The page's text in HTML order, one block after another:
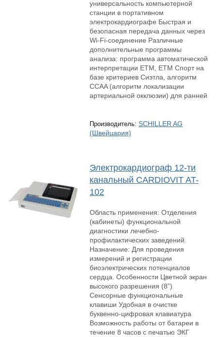
универсальность компьютерной
станции в портативном
электрокардиографе Быстрая и
безопасная передача данных через
Wi-Fi-соединение Различные
дополнительные программы
анализа: программа автоматической
интерпретации ETM, ETM Спорт на
базе критериев Сиэтла, алгоритм
CCAA (алгоритм локализации
артериальной окклюзии) для ранней
Производитель: SCHILLER AG
(Швейцария)
Электрокардиограф 12-ти
канальный CARDIOVIT AT-
102
Область применения: Отделения
(кабинеты) функциональной
диагностики лечебно-
профилактических заведений.
Назначение: Для проведения
измерений и регистрации
биоэлектрических потенциалов
сердца. Особенности Цветной экран
высокого разрешения (8”)
Сенсорные функциональные
клавиши Удобная в очистке
буквенно-цифровая клавиатура
Возможность работы от батареи в
течение 8 часов с печатью ЭКГ